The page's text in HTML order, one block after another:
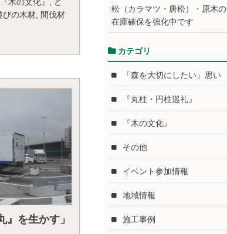
びの木材
間伐材
を生かす」
松（カラマツ・唐松）・原木の
在庫確保を強化中です
カテゴリ
「森を大切にしたい」思い
『丸柱・円柱巡礼』
『木の文化』
その他
イベント参加情報
地域情報
施工事例